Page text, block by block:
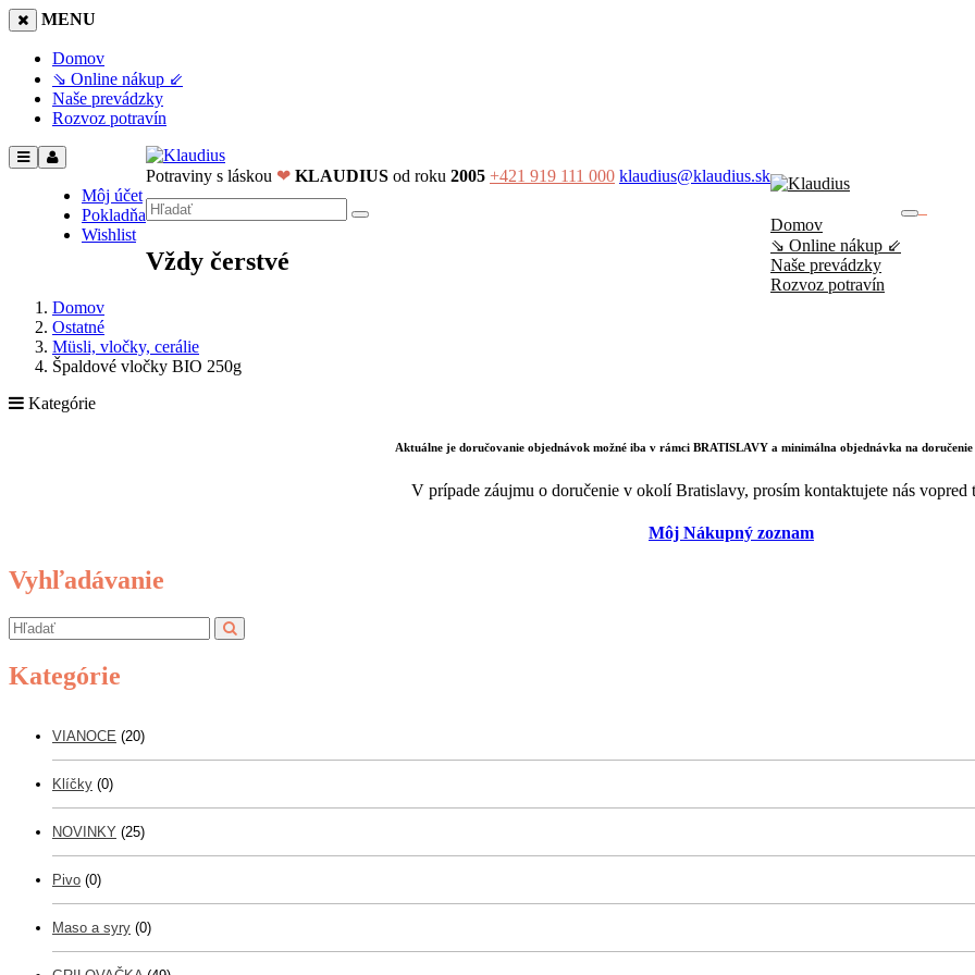
MENU
Domov
⇘ Online nákup ⇙
Naše prevádzky
Rozvoz potravín
Môj účet
Pokladňa
Wishlist
Potraviny s láskou ❤ KLAUDIUS od roku 2005 +421 919 111 000 klaudius@klaudius.sk
Domov
⇘ Online nákup ⇙
Naše prevádzky
Rozvoz potravín
Vždy čerstvé
Domov
Ostatné
Müsli, vločky, cerálie
Špaldové vločky BIO 250g
Kategórie
Aktuálne je doručovanie objednávok možné iba v rámci BRATISLAVY a minimálna objednávka na
V prípade záujmu o doručenie v okolí Bratislavy, prosím kontaktujete nás vopred
Môj Nákupný zoznam
Vyhľadávanie
Kategórie
VIANOCE (20)
Klíčky (0)
NOVINKY (25)
Pivo (0)
Maso a syry (0)